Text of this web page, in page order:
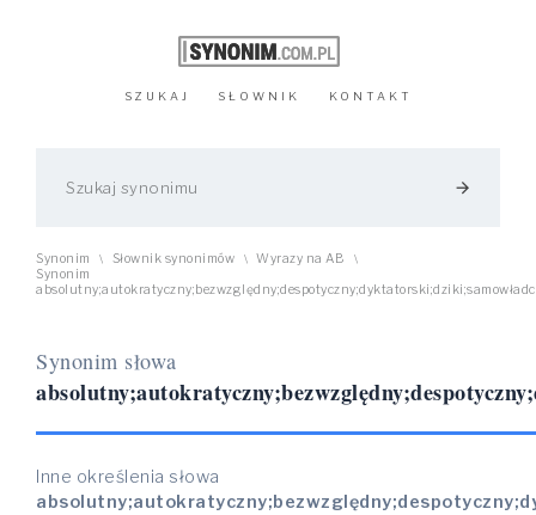
SZUKAJ SŁOWNIK KONTAKT
arrow_forward
Synonim \ Słownik synonimów \ Wyrazy na AB \
Synonim
Synonim słowa
Inne określenia słowa